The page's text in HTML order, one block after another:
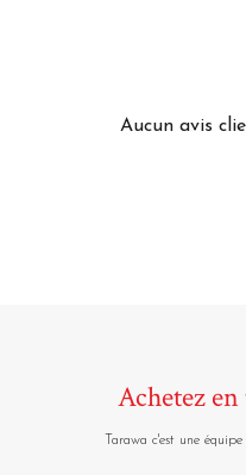
Aucun avis
Achetez
Tarawa c'est une